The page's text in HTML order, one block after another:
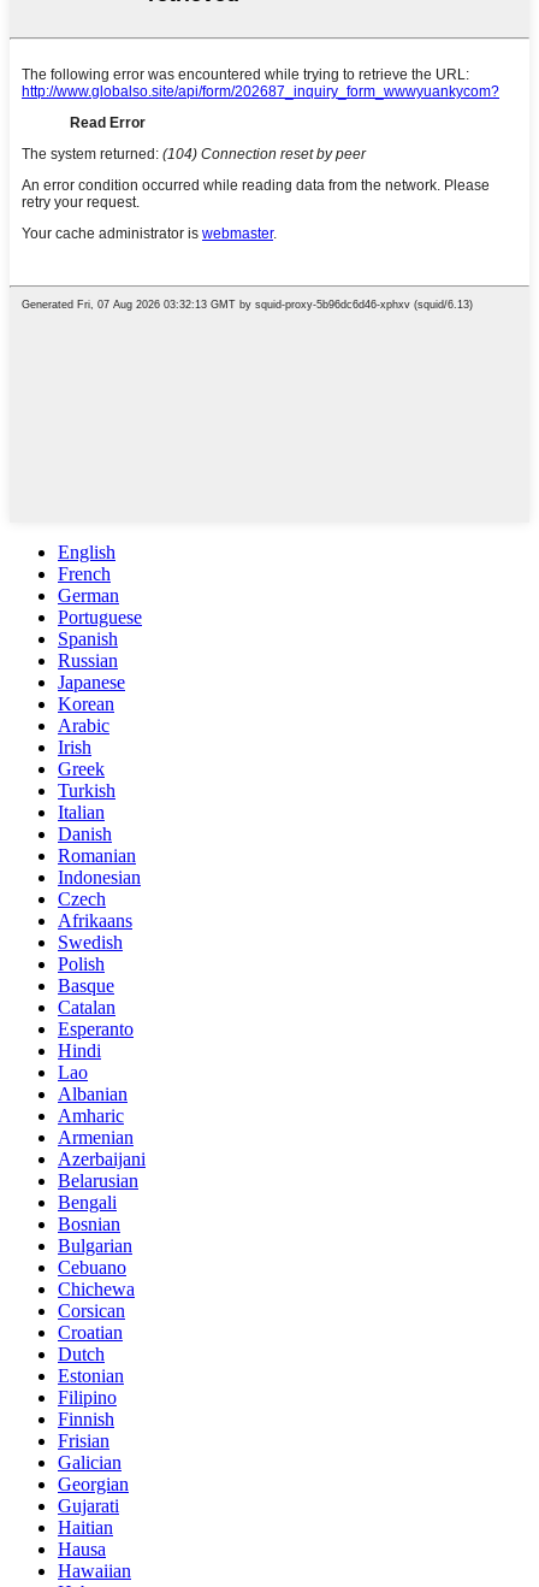
English
French
German
Portuguese
Spanish
Russian
Japanese
Korean
Arabic
Irish
Greek
Turkish
Italian
Danish
Romanian
Indonesian
Czech
Afrikaans
Swedish
Polish
Basque
Catalan
Esperanto
Hindi
Lao
Albanian
Amharic
Armenian
Azerbaijani
Belarusian
Bengali
Bosnian
Bulgarian
Cebuano
Chichewa
Corsican
Croatian
Dutch
Estonian
Filipino
Finnish
Frisian
Galician
Georgian
Gujarati
Haitian
Hausa
Hawaiian